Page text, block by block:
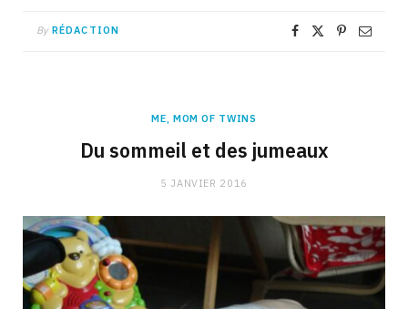
By RÉDACTION
ME, MOM OF TWINS
Du sommeil et des jumeaux
5 JANVIER 2016